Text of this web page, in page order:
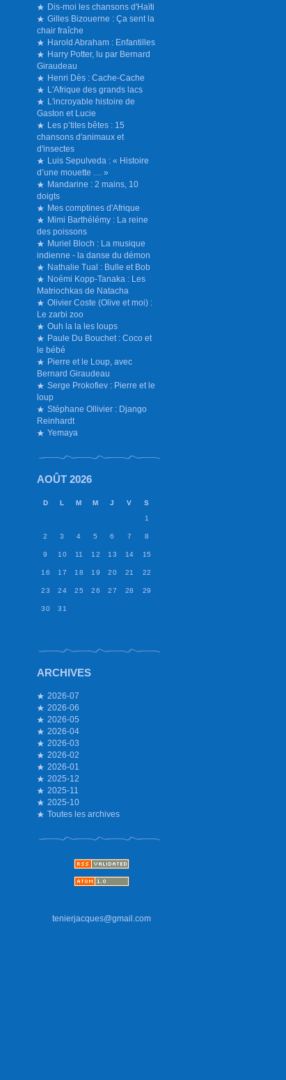
Dis-moi les chansons d'Haïti
Gilles Bizouerne : Ça sent la
chair fraîche
Harold Abraham : Enfantilles
Harry Potter, lu par Bernard
Giraudeau
Henri Dès : Cache-Cache
L'Afrique des grands lacs
L'incroyable histoire de
Gaston et Lucie
Les p’tites bêtes : 15
chansons d'animaux et
d'insectes
Luis Sepulveda : « Histoire
d’une mouette … »
Mandarine : 2 mains, 10
doigts
Mes comptines d'Afrique
Mimi Barthélémy : La reine
des poissons
Muriel Bloch : La musique
indienne - la danse du démon
Nathalie Tual : Bulle et Bob
Noémi Kopp-Tanaka : Les
Matriochkas de Natacha
Olivier Coste (Olive et moi) :
Le zarbi zoo
Ouh la la les loups
Paule Du Bouchet : Coco et
le bébé
Pierre et le Loup, avec
Bernard Giraudeau
Serge Prokofiev : Pierre et le
loup
Stéphane Ollivier : Django
Reinhardt
Yemaya
AOÛT 2026
D L M M J V
S
1
2 3 4 5 6 7 8
9 10 11 12 13 14 15
16 17 18 19 20 21 22
23 24 25 26 27 28 29
30 31
ARCHIVES
2026-07
2026-06
2026-05
2026-04
2026-03
2026-02
2026-01
2025-12
2025-11
2025-10
Toutes les archives
tenierjacques@gmail.com